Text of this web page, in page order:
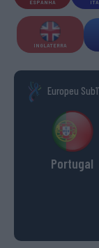
ESPANHA
INGLATERRA
Europeu
Portugal